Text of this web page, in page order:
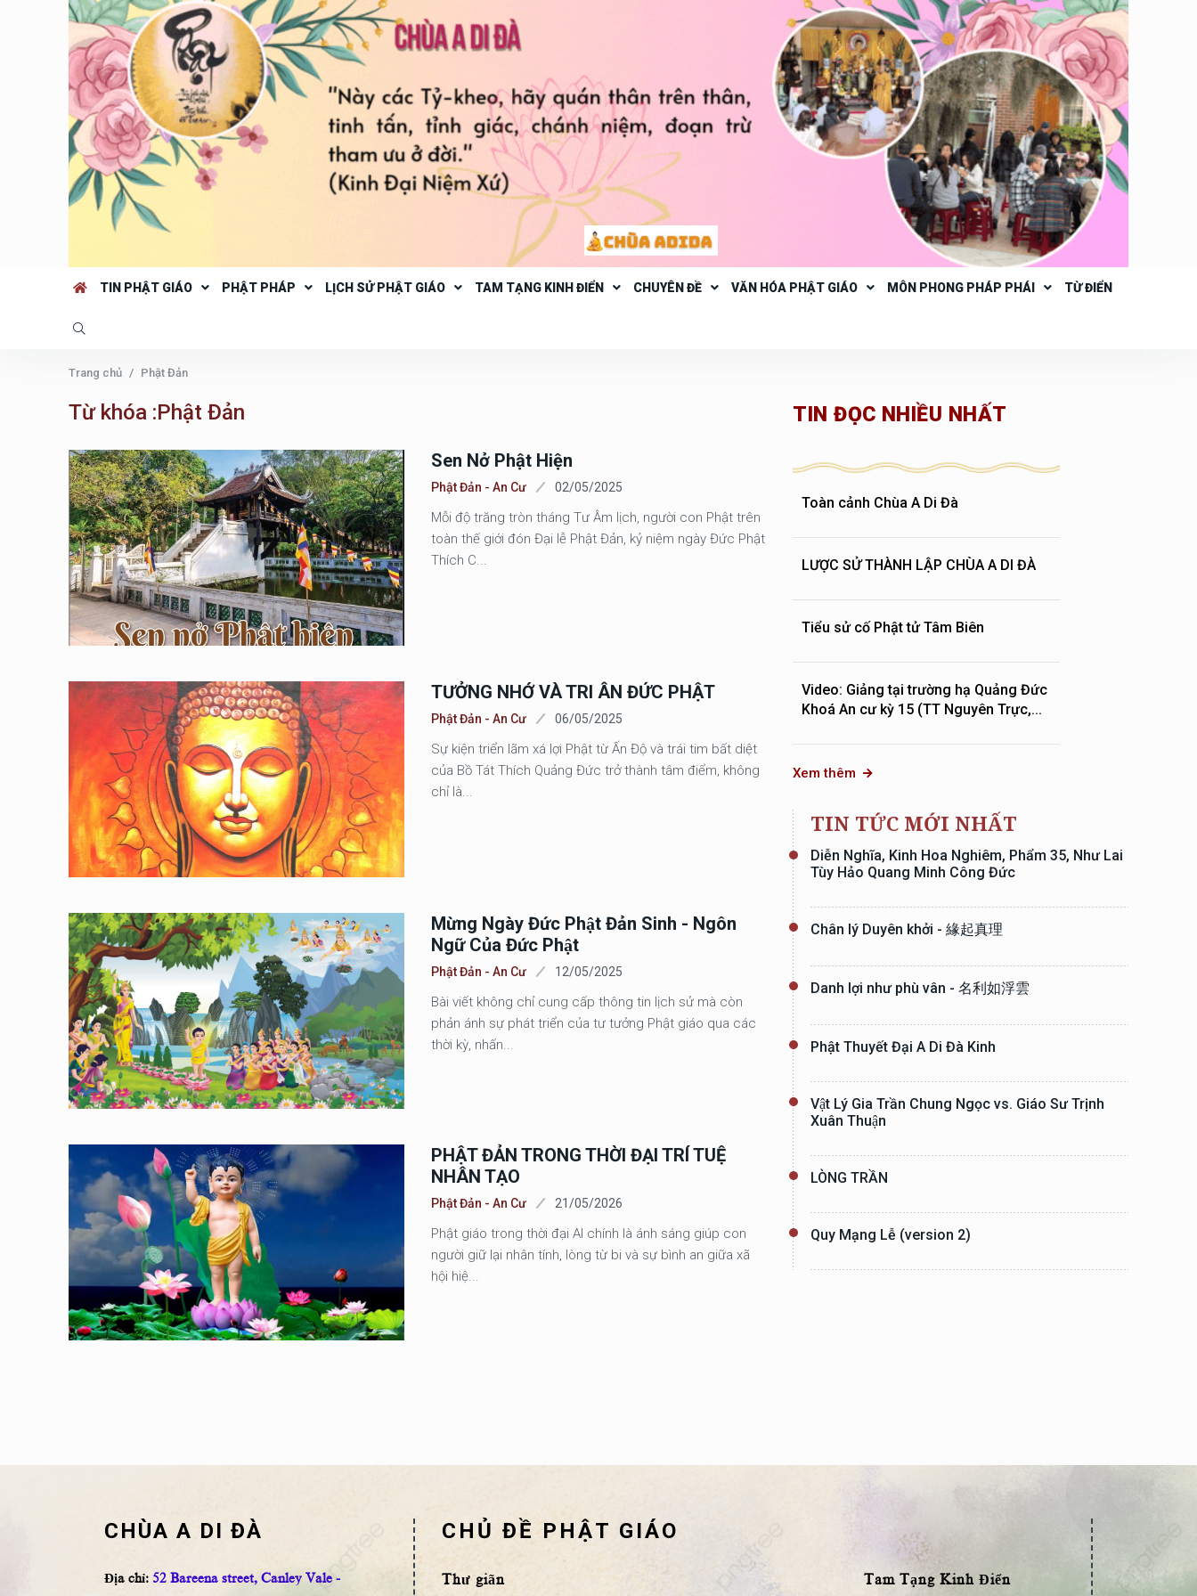
TIN PHẬT GIÁO PHẬT PHÁP LỊCH SỬ PHẬT GIÁO TAM TẠNG KINH ĐIỂN CHUYÊN ĐỀ VĂN HÓA PHẬT GIÁO MÔN PHONG PHÁP PHÁI TỪ ĐIỂN
Trang chủ Phật Đản
Từ khóa :Phật Đản
Sen Nở Phật Hiện
Phật Đản - An Cư 02/05/2025
Mỗi độ trăng tròn tháng Tư Âm lịch, người con Phật trên
toàn thế giới đón Đại lễ Phật Đản, kỷ niệm ngày Đức Phật
Thích C...
TƯỞNG NHỚ VÀ TRI ÂN ĐỨC PHẬT
Phật Đản - An Cư 06/05/2025
Sự kiện triển lãm xá lợi Phật từ Ấn Độ và trái tim bất diệt
của Bồ Tát Thích Quảng Đức trở thành tâm điểm, không
chỉ là...
Mừng Ngày Đức Phật Đản Sinh - Ngôn
Ngữ Của Đức Phật
Phật Đản - An Cư 12/05/2025
Bài viết không chỉ cung cấp thông tin lịch sử mà còn
phản ánh sự phát triển của tư tưởng Phật giáo qua các
thời kỳ, nhấn...
PHẬT ĐẢN TRONG THỜI ĐẠI TRÍ TUỆ
NHÂN TẠO
Phật Đản - An Cư 21/05/2026
Phật giáo trong thời đại AI chính là ánh sáng giúp con
người giữ lại nhân tính, lòng từ bi và sự bình an giữa xã
hội hiệ...
TIN ĐỌC NHIỀU NHẤT
Toàn cảnh Chùa A Di Đà
LƯỢC SỬ THÀNH LẬP CHÙA A DI ĐÀ
Tiểu sử cố Phật tử Tâm Biên
Video: Giảng tại trường hạ Quảng Đức
Khoá An cư kỳ 15 (TT Nguyên Trực,...
Xem thêm
TIN TỨC MỚI NHẤT
Diễn Nghĩa, Kinh Hoa Nghiêm, Phẩm 35, Như Lai
Tùy Hảo Quang Minh Công Đức
Chân lý Duyên khởi - 緣起真理
Danh lợi như phù vân - 名利如浮雲
Phật Thuyết Đại A Di Đà Kinh
Vật Lý Gia Trần Chung Ngọc vs. Giáo Sư Trịnh
Xuân Thuận
LÒNG TRẦN
Quy Mạng Lễ (version 2)
CHÙA A DI ĐÀ
Địa chỉ: 52 Bareena street, Canley Vale -
CHỦ ĐỀ PHẬT GIÁO
Thư giãn Tam Tạng Kinh Điển